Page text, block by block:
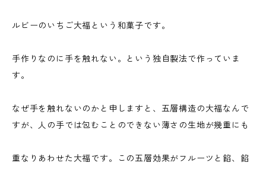
ルビーのいちご大福という和菓子です。
手作りなのに手を触れない。という独自製法で作っていま
す。
なぜ手を触れないのかと申しますと、五層構造の大福なんで
すが、人の手では包むことのできない薄さの生地が幾重にも
重なりあわせた大福です。この五層効果がフルーツと餡、餡